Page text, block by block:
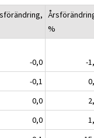
%
-0,0
-
-0,1
0,0
0,0